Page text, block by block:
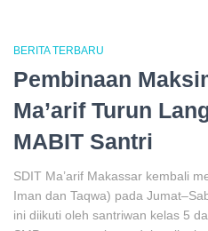
BERITA TERBARU
Pembinaan
Ma’arif Turun
MABIT Santri
SDIT Ma’arif Makassar kembali
Iman dan Taqwa) pada
ini diikuti oleh santriwan kelas 5